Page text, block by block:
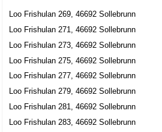
Loo Frishulan 269, 46692 Sollebrunn
Loo Frishulan 271, 46692 Sollebrunn
Loo Frishulan 273, 46692 Sollebrunn
Loo Frishulan 275, 46692 Sollebrunn
Loo Frishulan 277, 46692 Sollebrunn
Loo Frishulan 279, 46692 Sollebrunn
Loo Frishulan 281, 46692 Sollebrunn
Loo Frishulan 283, 46692 Sollebrunn